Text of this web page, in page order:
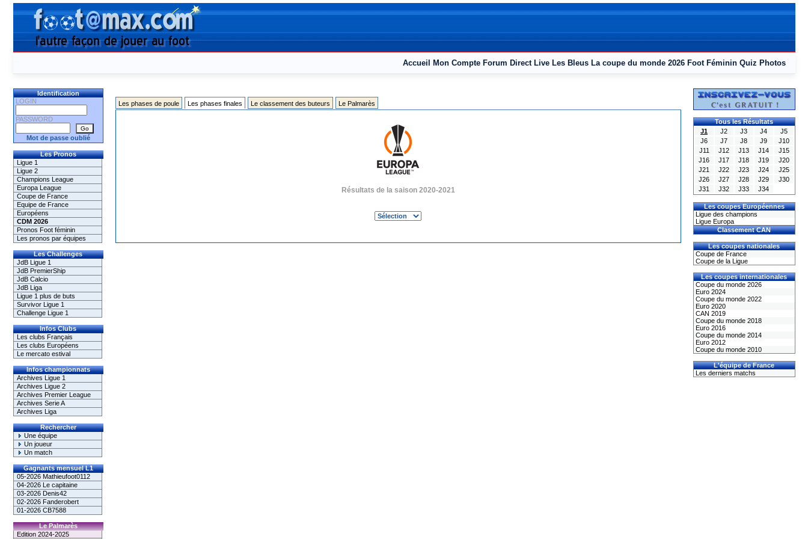
Accueil Mon Compte Forum Direct Live Les Bleus La coupe du monde 2026 Foot Féminin Quiz Photos
Identification
LOGIN
PASSWORD
Mot de passe oublié
Les Pronos
Ligue 1
Ligue 2
Champions League
Europa League
Coupe de France
Equipe de France
Européens
CDM 2026
Pronos Foot féminin
Les pronos par équipes
Les Challenges
JdB Ligue 1
JdB PremierShip
JdB Calcio
JdB Liga
Ligue 1 plus de buts
Survivor Ligue 1
Challenge Ligue 1
Infos Clubs
Les clubs Français
Les clubs Européens
Le mercato estival
Infos championnats
Archives Ligue 1
Archives Ligue 2
Archives Premier League
Archives Serie A
Archives Liga
Rechercher
Une équipe
Un joueur
Un match
Gagnants mensuel L1
05-2026 Mathieufoot0112
04-2026 Le capitaine
03-2026 Denis42
02-2026 Fanderobert
01-2026 CB7588
Le Palmarès
Edition 2024-2025
Les phases de poule Les phases finales Le classement des buteurs Le Palmarès
Résultats de la saison 2020-2021
Tous les Résultats
J1
J2 J3 J4
J5
J6
J7 J8 J9
J10
J11
J12 J13 J14
J15
J16
J17 J18 J19
J20
J21
J22 J23 J24
J25
J26
J27 J28 J29
J30
J31
J32 J33 J34
Les coupes Européennes
Ligue des champions
Ligue Europa
Classement CAN
Les coupes nationales
Coupe de France
Coupe de la Ligue
Les coupes internationales
Coupe du monde 2026
Euro 2024
Coupe du monde 2022
Euro 2020
CAN 2019
Coupe du monde 2018
Euro 2016
Coupe du monde 2014
Euro 2012
Coupe du monde 2010
L'équipe de France
Les derniers matchs